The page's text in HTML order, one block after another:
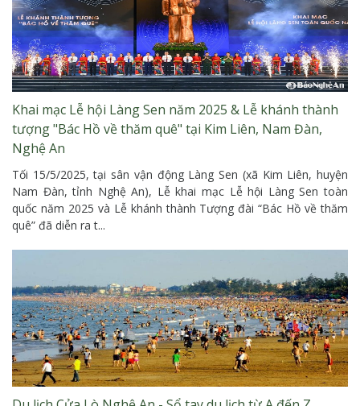
Khai mạc Lễ hội Làng Sen năm 2025 & Lễ khánh thành
tượng "Bác Hồ về thăm quê" tại Kim Liên, Nam Đàn,
Nghệ An
Tối 15/5/2025, tại sân vận động Làng Sen (xã Kim Liên, huyện
Nam Đàn, tỉnh Nghệ An), Lễ khai mạc Lễ hội Làng Sen toàn
quốc năm 2025 và Lễ khánh thành Tượng đài “Bác Hồ về thăm
quê” đã diễn ra t...